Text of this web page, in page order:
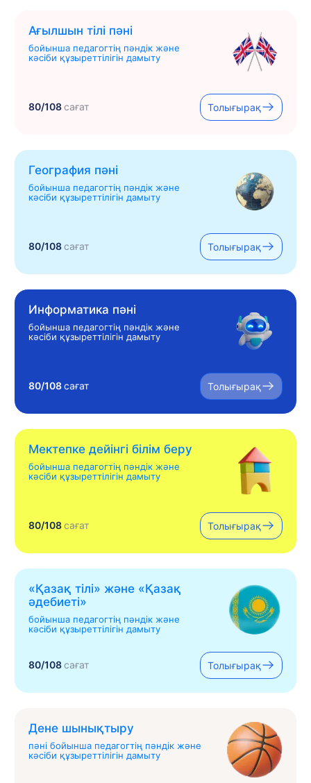
Ағылшын тілі пәні
бойынша педагогтің пәндік және
кәсіби құзыреттілігін дамыту
80/108сағат Толығырақ
География пәні
бойынша педагогтің пәндік және
кәсіби құзыреттілігін дамыту
80/108сағат Толығырақ
Информатика пәні
бойынша педагогтің пәндік және
кәсіби құзыреттілігін дамыту
80/108сағат Толығырақ
Мектепке дейінгі білім беру
бойынша педагогтің пәндік және
кәсіби құзыреттілігін дамыту
80/108сағат Толығырақ
«Қазақ тілі» жəне «Қазақ
əдебиеті»
бойынша педагогтің пәндік және
кәсіби құзыреттілігін дамыту
80/108сағат Толығырақ
Дене шынықтыру
пәні бойынша педагогтің пәндік және
кәсіби құзыреттілігін дамыту